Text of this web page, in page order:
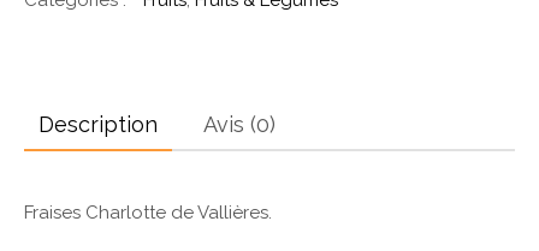
Description Avis (0)
Fraises Charlotte de Vallières.